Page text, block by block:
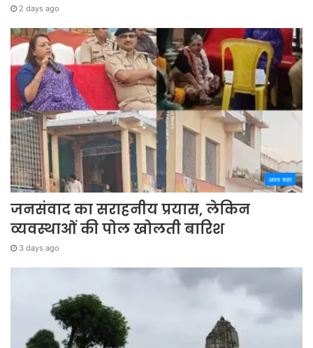
2 days ago
अपना शहर
जनसंवाद का सराहनीय प्रयास, लेकिन
व्यवस्थाओं की पोल खोलती बारिश
3 days ago